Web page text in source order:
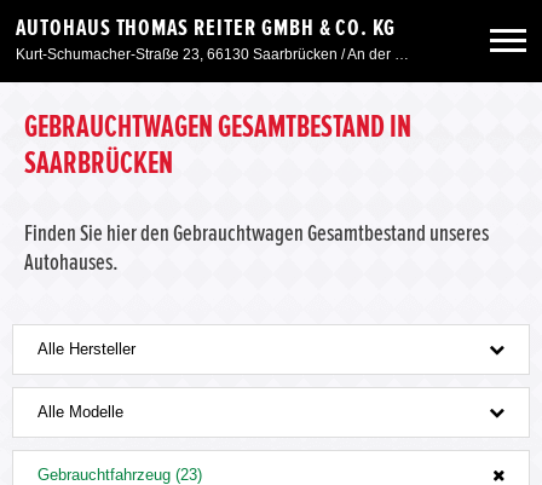
AUTOHAUS THOMAS REITER GMBH & CO. KG
Kurt-Schumacher-Straße 23, 66130 Saarbrücken / An der Windmühle 7, 66780 Siersburg
Neuwagen
Angebote
Service & Zubehör
Unser Autohaus
GEBRAUCHTWAGEN GESAMTBESTAND IN
SAARBRÜCKEN
Finden Sie hier den Gebrauchtwagen Gesamtbestand unseres
Autohauses.
Alle Hersteller
Alle Modelle
Gebrauchtfahrzeug (23)